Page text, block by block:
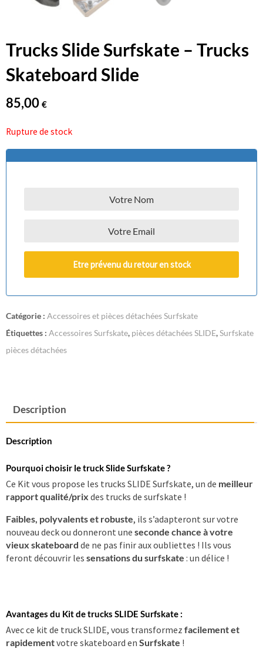
Trucks Slide Surfskate – Trucks
Skateboard Slide
85,00 €
Rupture de stock
Catégorie : Accessoires et pièces détachées Surfskate
Étiquettes : Accessoires Surfskate, pièces détachées SLIDE,Surfskate
pièces détachées
Description
Description
Pourquoi choisir le truck Slide Surfskate ?
Ce Kit vous propose les trucks SLIDE Surfskate, un de meilleur
rapport qualité/prix des trucks de surfskate !
Faibles, polyvalents et robuste, ils s’adapteront sur votre
nouveau deck ou donneront une seconde chance à votre
vieux skateboard de ne pas finir aux oubliettes ! Ils vous
feront découvrir les sensations du surfskate : un délice !
Avantages du Kit de trucks SLIDE Surfskate :
Avec ce kit de truck SLIDE, vous transformez facilement et
rapidementvotre skateboard en Surfskate !